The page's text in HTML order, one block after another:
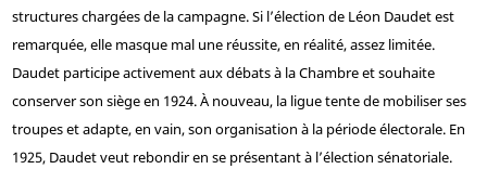
structures chargées de la campagne. Si l’élection de Léon Daudet est
remarquée, elle masque mal une réussite, en réalité, assez limitée.
Daudet participe activement aux débats à la Chambre et souhaite
conserver son siège en 1924. À nouveau, la ligue tente de mobiliser ses
troupes et adapte, en vain, son organisation à la période électorale. En
1925, Daudet veut rebondir en se présentant à l’élection sénatoriale.